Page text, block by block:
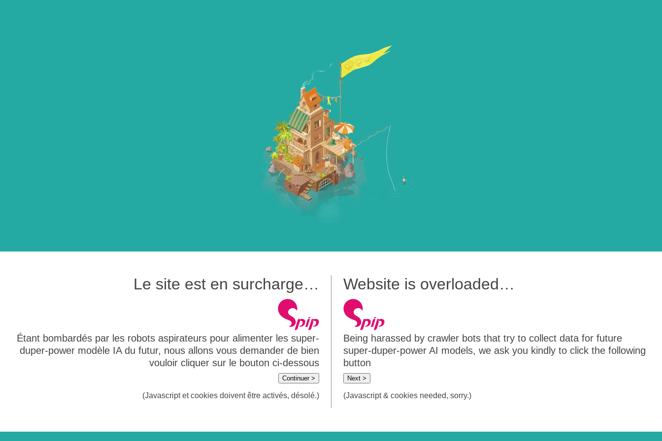
Le site est en surcharge…
Étant bombardés par les robots aspirateurs pour alimenter les super-
duper-power modèle IA du futur, nous allons vous demander de bien
vouloir cliquer sur le bouton ci-dessous
Continuer >
(Javascript et cookies doivent être activés, désolé.)
Website is overloaded…
Being harassed by crawler bots that try to collect data for future
super-duper-power AI models, we ask you kindly to click the following
button
Next >
(Javascript & cookies needed, sorry.)